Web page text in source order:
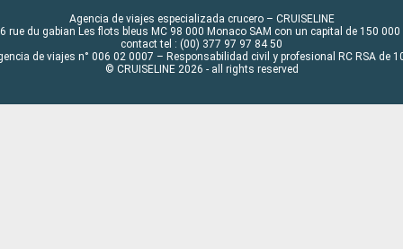
Agencia de viajes especializada crucero – CRUISELINE
rue du gabian Les flots bleus MC 98 000 Monaco SAM con un capital de 150 000
contact tel : (00) 377 97 97 84 50
de viajes n° 006 02 0007 – Responsabilidad civil y profesional RC RSA de
© CRUISELINE 2026 - all rights reserved